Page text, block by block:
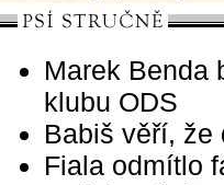
Marek Benda
klubu ODS
Babiš věří, že
Fiala odmítlo